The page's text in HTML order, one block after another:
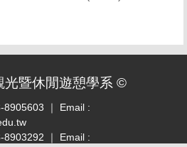
暨休閒遊憩學系 ©
8905603 ｜ Email :
8903292 ｜ Email :